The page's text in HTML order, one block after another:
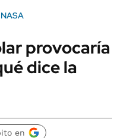
NASA
provocaría
dice la
en